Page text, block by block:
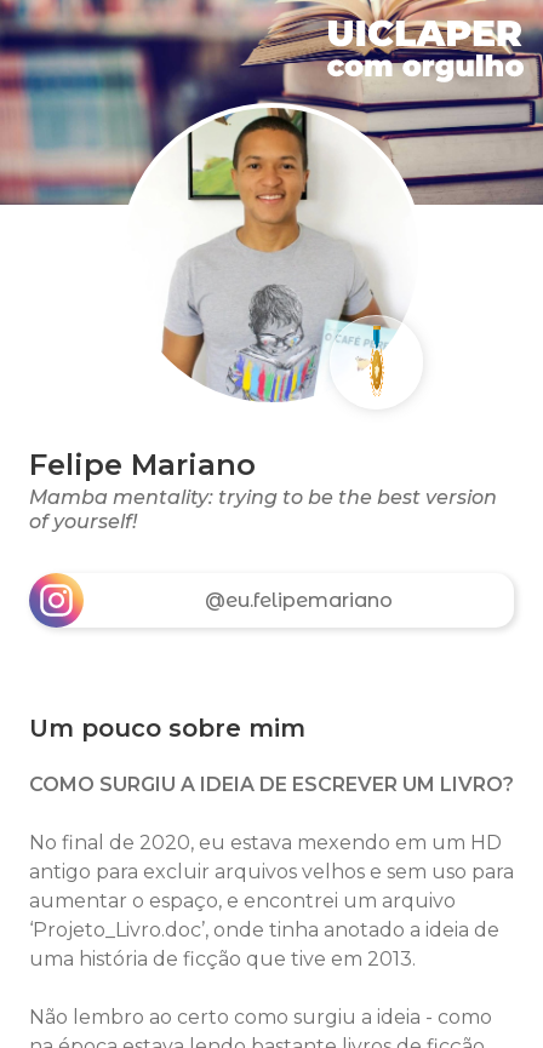
Felipe Mariano
Mamba mentality: trying to be the best version
of yourself!
@eu.felipemariano
Um pouco sobre mim
COMO SURGIU A IDEIA DE ESCREVER UM LIVRO?
No final de 2020, eu estava mexendo em um HD
antigo para excluir arquivos velhos e sem uso para
aumentar o espaço, e encontrei um arquivo
‘Projeto_Livro.doc’, onde tinha anotado a ideia de
uma história de ficção que tive em 2013.
Não lembro ao certo como surgiu a ideia - como